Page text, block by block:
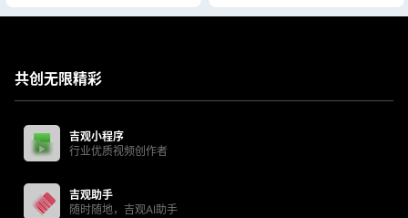
共创无限精彩
吉观小程序
行业优质视频创作者
吉观助手
随时随地，吉观AI助手